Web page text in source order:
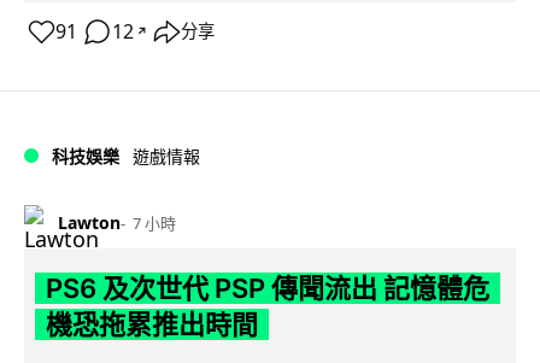
91 12 ↗ 分享
科技娛樂 遊戲情報
Lawton 7 小時
PS6 及次世代 PSP 傳聞流出 記憶體危
機恐拖累推出時間